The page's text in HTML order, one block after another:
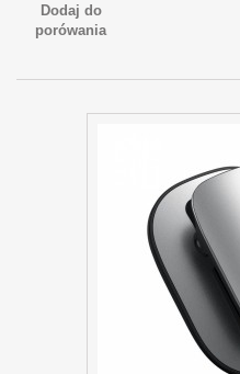
Dodaj do
porówania